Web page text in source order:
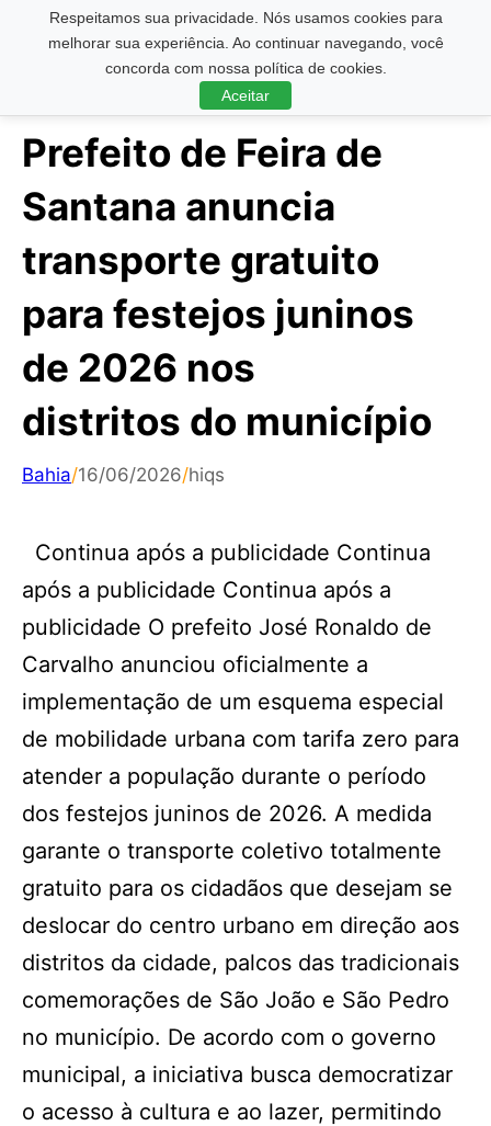
Respeitamos sua privacidade. Nós usamos cookies para
melhorar sua experiência. Ao continuar navegando, você
concorda com nossa política de cookies.
Aceitar
Pesquisar ...
Prefeito de Feira de
Santana anuncia
transporte gratuito
para festejos juninos
de 2026 nos
distritos do município
Bahia/16/06/2026/hiqs
Continua após a publicidade Continua
após a publicidade Continua após a
publicidade O prefeito José Ronaldo de
Carvalho anunciou oficialmente a
implementação de um esquema especial
de mobilidade urbana com tarifa zero para
atender a população durante o período
dos festejos juninos de 2026. A medida
garante o transporte coletivo totalmente
gratuito para os cidadãos que desejam se
deslocar do centro urbano em direção aos
distritos da cidade, palcos das tradicionais
comemorações de São João e São Pedro
no município. De acordo com o governo
municipal, a iniciativa busca democratizar
o acesso à cultura e ao lazer, permitindo